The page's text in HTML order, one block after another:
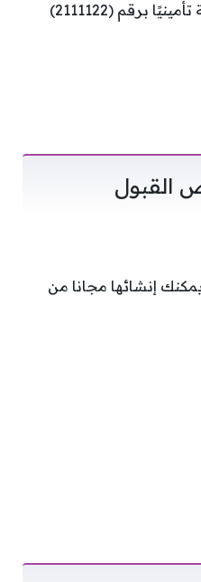
مع التأكيد أن المنشأة مسجلة تأمينيًا برقم (2111122)
القبول
إنشائها مجانا من